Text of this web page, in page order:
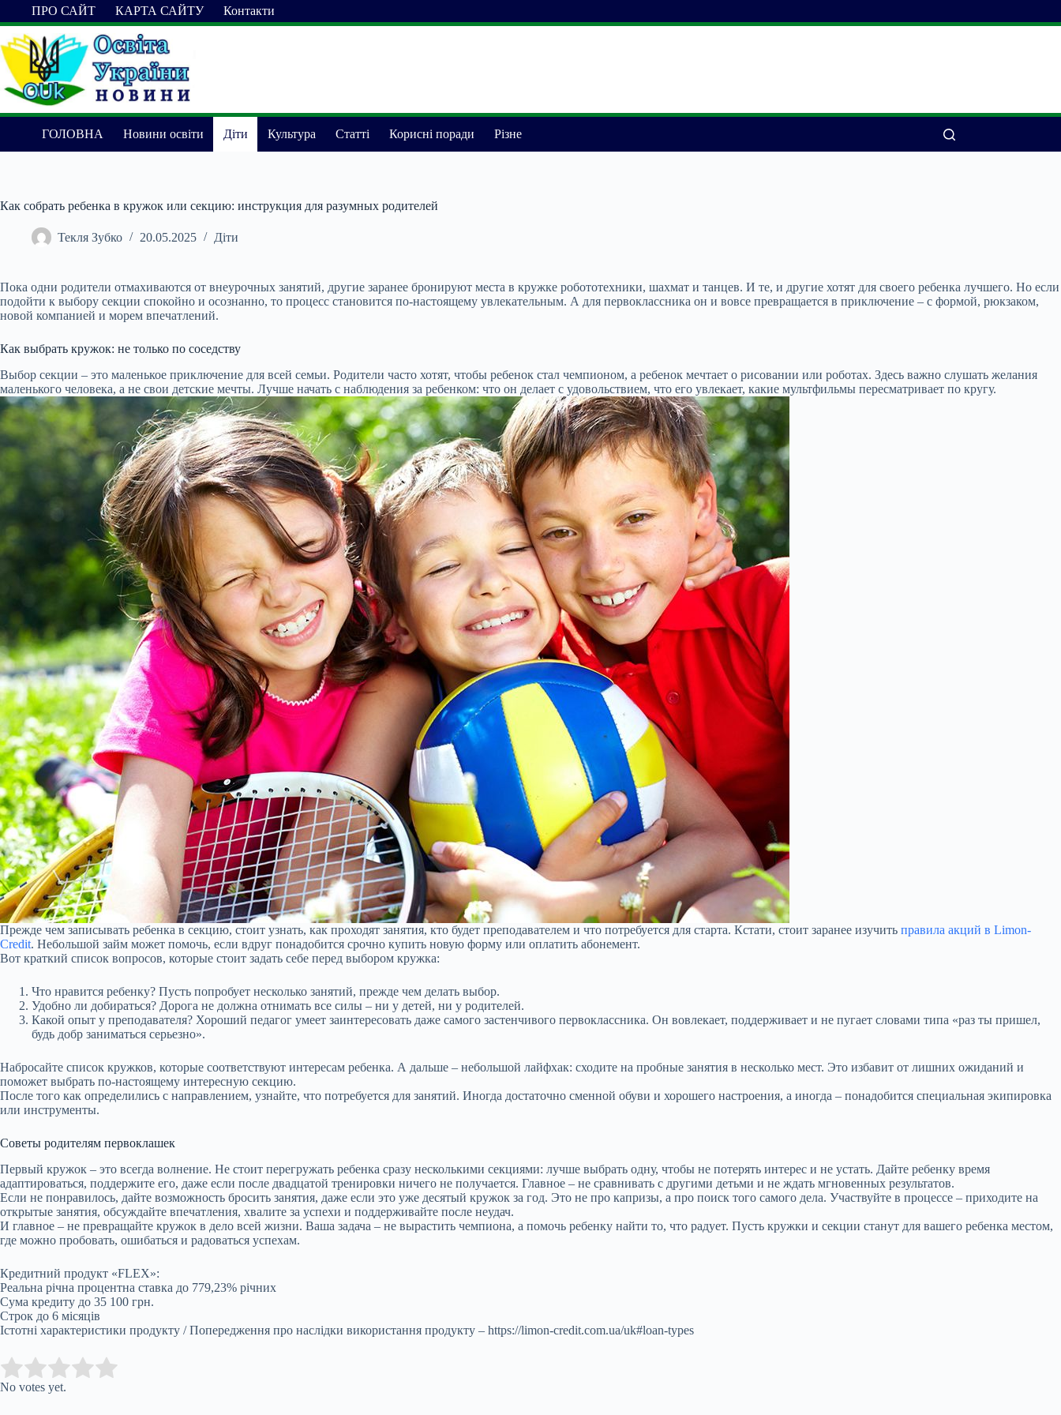
Перейти
до
вмісту
ПРО САЙТ КАРТА САЙТУ Контакти
ГОЛОВНА Новини освіти Діти Культура Статті Корисні поради Різне
Как собрать ребенка в кружок или секцию: инструкция для разумных родителей
Текля Зубко 20.05.2025 Діти
Пока одни родители отмахиваются от внеурочных занятий, другие заранее бронируют места в кружке робототехники, шахмат и танцев. И те, и другие хотят для своего ребенка лучшего. Но если
подойти к выбору секции спокойно и осознанно, то процесс становится по-настоящему увлекательным. А для первоклассника он и вовсе превращается в приключение – с формой, рюкзаком,
новой компанией и морем впечатлений.
Как выбрать кружок: не только по соседству
Выбор секции – это маленькое приключение для всей семьи. Родители часто хотят, чтобы ребенок стал чемпионом, а ребенок мечтает о рисовании или роботах. Здесь важно слушать желания
маленького человека, а не свои детские мечты. Лучше начать с наблюдения за ребенком: что он делает с удовольствием, что его увлекает, какие мультфильмы пересматривает по кругу.
Прежде чем записывать ребенка в секцию, стоит узнать, как проходят занятия, кто будет преподавателем и что потребуется для старта. Кстати, стоит заранее изучить правила акций в Limon-
Credit. Небольшой займ может помочь, если вдруг понадобится срочно купить новую форму или оплатить абонемент.
Вот краткий список вопросов, которые стоит задать себе перед выбором кружка:
Что нравится ребенку? Пусть попробует несколько занятий, прежде чем делать выбор.
Удобно ли добираться? Дорога не должна отнимать все силы – ни у детей, ни у родителей.
Какой опыт у преподавателя? Хороший педагог умеет заинтересовать даже самого застенчивого первоклассника. Он вовлекает, поддерживает и не пугает словами типа «раз ты пришел,
будь добр заниматься серьезно».
Набросайте список кружков, которые соответствуют интересам ребенка. А дальше – небольшой лайфхак: сходите на пробные занятия в несколько мест. Это избавит от лишних ожиданий и
поможет выбрать по-настоящему интересную секцию.
После того как определились с направлением, узнайте, что потребуется для занятий. Иногда достаточно сменной обуви и хорошего настроения, а иногда – понадобится специальная экипировка
или инструменты.
Советы родителям первоклашек
Первый кружок – это всегда волнение. Не стоит перегружать ребенка сразу несколькими секциями: лучше выбрать одну, чтобы не потерять интерес и не устать. Дайте ребенку время
адаптироваться, поддержите его, даже если после двадцатой тренировки ничего не получается. Главное – не сравнивать с другими детьми и не ждать мгновенных результатов.
Если не понравилось, дайте возможность бросить занятия, даже если это уже десятый кружок за год. Это не про капризы, а про поиск того самого дела. Участвуйте в процессе – приходите на
открытые занятия, обсуждайте впечатления, хвалите за успехи и поддерживайте после неудач.
И главное – не превращайте кружок в дело всей жизни. Ваша задача – не вырастить чемпиона, а помочь ребенку найти то, что радует. Пусть кружки и секции станут для вашего ребенка местом,
где можно пробовать, ошибаться и радоваться успехам.
Кредитний продукт «FLEX»:
Реальна річна процентна ставка до 779,23% річних
Сума кредиту до 35 100 грн.
Строк до 6 місяців
Істотні характеристики продукту / Попередження про наслідки використання продукту – https://limon-credit.com.ua/uk#loan-types
Rate this item:
No votes yet.